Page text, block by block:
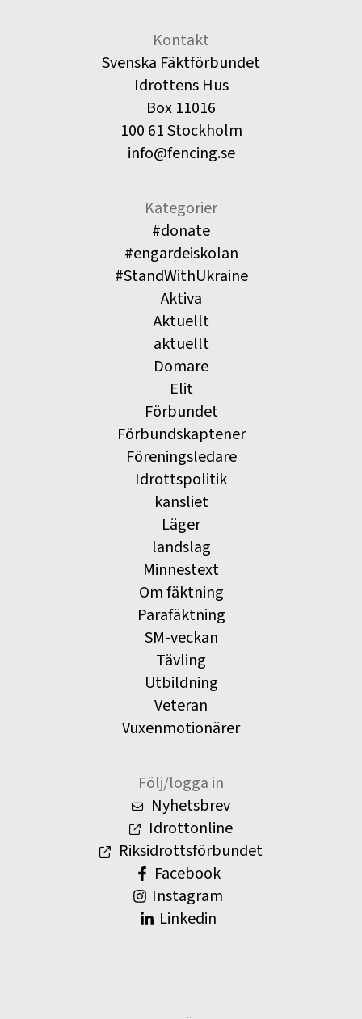
Kontakt
Svenska Fäktförbundet
Idrottens Hus
Box 11016
100 61 Stockholm
info@fencing.se
Kategorier
#donate
#engardeiskolan
#StandWithUkraine
Aktiva
Aktuellt
aktuellt
Domare
Elit
Förbundet
Förbundskaptener
Föreningsledare
Idrottspolitik
kansliet
Läger
landslag
Minnestext
Om fäktning
Parafäktning
SM-veckan
Tävling
Utbildning
Veteran
Vuxenmotionärer
Följ/logga in
Nyhetsbrev
Idrottonline
Riksidrottsförbundet
Facebook
Instagram
Linkedin